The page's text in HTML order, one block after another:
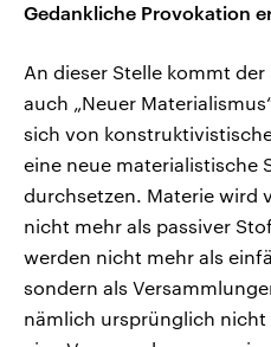
Gedankliche Provokation
An dieser Stelle kommt
auch „Neuer
sich von
eine neue materialistische
durchsetzen. Materie wird
nicht mehr als passiver
werden nicht mehr als
sondern als
nämlich ursprünglich